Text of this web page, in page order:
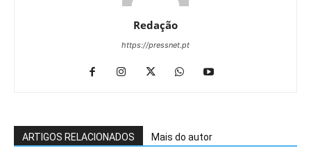
Redação
https://pressnet.pt
ARTIGOS RELACIONADOS Mais do autor